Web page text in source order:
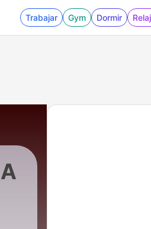
Trabajar Gym Dormir